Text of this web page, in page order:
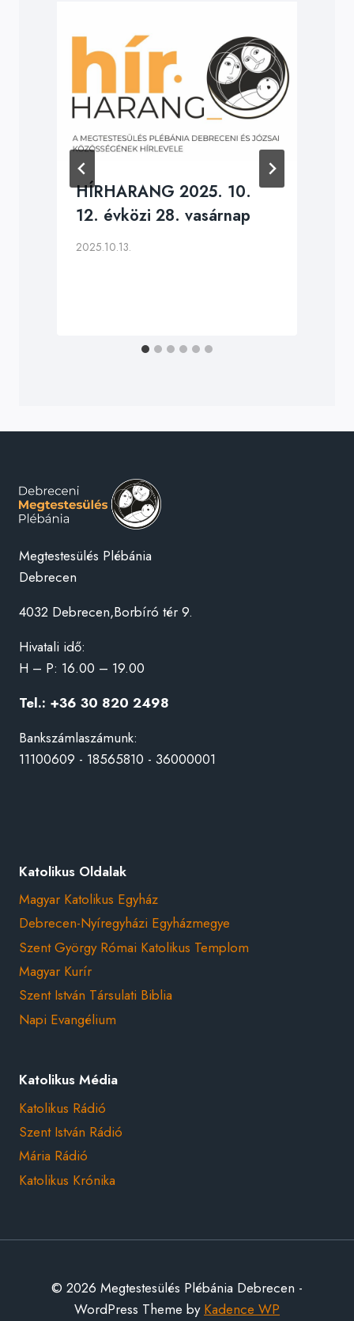
HÍRHARANG 2025. 10.
12. évközi 28. vasárnap
2025.10.13.
Megtestesülés Plébánia
Debrecen
4032 Debrecen,Borbíró tér 9.
Hivatali idő:
H – P: 16.00 – 19.00
Tel.: +36 30 820 2498
Bankszámlaszámunk:
11100609 - 18565810 - 36000001
Katolikus Oldalak
Magyar Katolikus Egyház
Debrecen-Nyíregyházi Egyházmegye
Szent György Római Katolikus Templom
Magyar Kurír
Szent István Társulati Biblia
Napi Evangélium
Katolikus Média
Katolikus Rádió
Szent István Rádió
Mária Rádió
Katolikus Krónika
© 2026 Megtestesülés Plébánia Debrecen -
WordPress Theme by Kadence WP